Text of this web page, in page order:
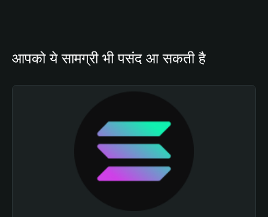
आपको ये सामग्री भी पसंद आ सकती है